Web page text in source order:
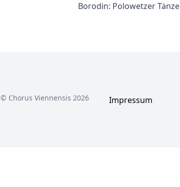
Borodin: Polowetzer Tänze
© Chorus Viennensis 2026 Impressum